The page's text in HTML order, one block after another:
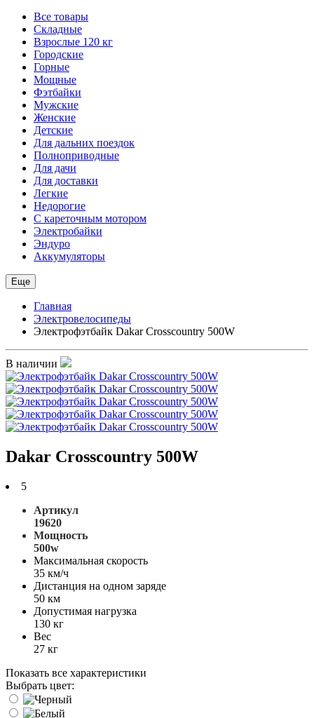
Все товары
Складные
Взрослые 120 кг
Городские
Горные
Мощные
Фэтбайки
Мужские
Женские
Детские
Для дальних поездок
Полноприводные
Для дачи
Для доставки
Легкие
Недорогие
С кареточным мотором
Электробайки
Эндуро
Аккумуляторы
Еще
Главная
Электровелосипеды
Электрофэтбайк Dakar Crosscountry 500W
В наличии
Dakar Crosscountry 500W
5
Артикул
19620
Мощность
500w
Максимальная скорость
35 км/ч
Дистанция на одном заряде
50 км
Допустимая нагрузка
130 кг
Вес
27 кг
Показать все характеристики
Выбрать цвет: